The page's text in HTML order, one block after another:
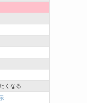
くなる